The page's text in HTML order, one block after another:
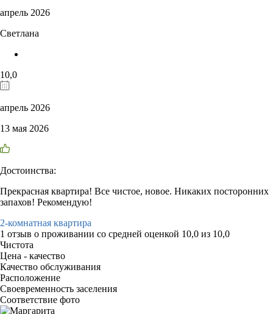
апрель 2026
Светлана
10,0
апрель 2026
13 мая 2026
Достоинства:
Прекрасная квартира! Все чистое, новое. Никаких посторонних
запахов! Рекомендую!
2-комнатная квартира
1 отзыв о проживании со средней оценкой 10,0 из 10,0
Чистота
Цена - качество
Качество обслуживания
Расположение
Своевременность заселения
Соответствие фото